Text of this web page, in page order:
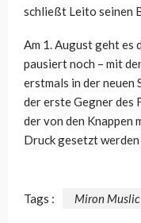
schließt Leito seinen
Am 1. August geht es
pausiert noch – mit
erstmals in der neuen
der erste Gegner des
der von den Knappen
Druck gesetzt
Tags : Miron Muslic